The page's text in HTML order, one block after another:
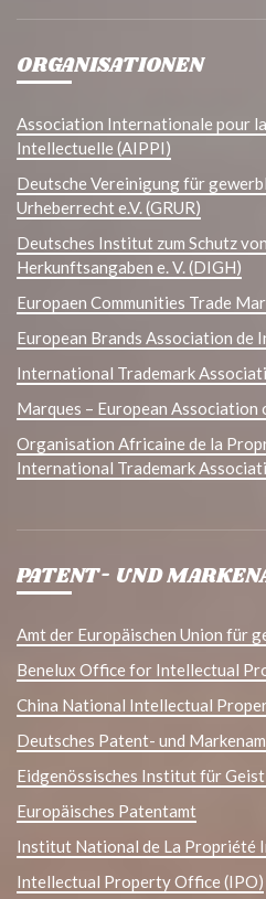
ORGANISATIONEN
Association Internationale pour
Intellectuelle (AIPPI)
Deutsche Vereinigung für
Urheberrecht e.V. (GRUR)
Deutsches Institut zum Schutz
Herkunftsangaben e. V. (DIGH)
Europaen Communities Trade
European Brands Association de
International Trademark
Marques – European Association
Organisation Africaine de la
International Trademark
PATENT- UND
Amt der Europäischen Union für
Benelux Office for Intellectual
China National Intellectual
Deutsches Patent- und
Eidgenössisches Institut für
Europäisches Patentamt
Institut National de La Propriété
Intellectual Property Office (IPO)